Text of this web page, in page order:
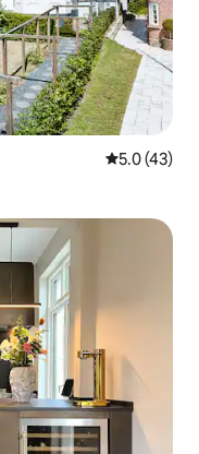
Calificación
5.0 (43)